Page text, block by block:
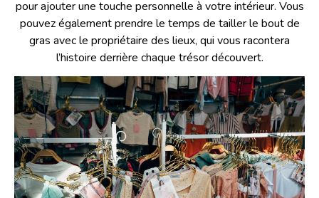
pour ajouter une touche personnelle à votre intérieur. Vous
pouvez également prendre le temps de tailler le bout de
gras avec le propriétaire des lieux, qui vous racontera
l’histoire derrière chaque trésor découvert.